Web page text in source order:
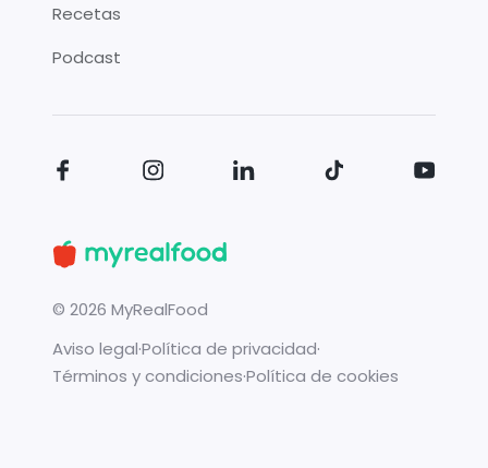
Recetas
Podcast
© 2026 MyRealFood
Aviso legal·Política de privacidad·
Términos y condiciones·Política de cookies